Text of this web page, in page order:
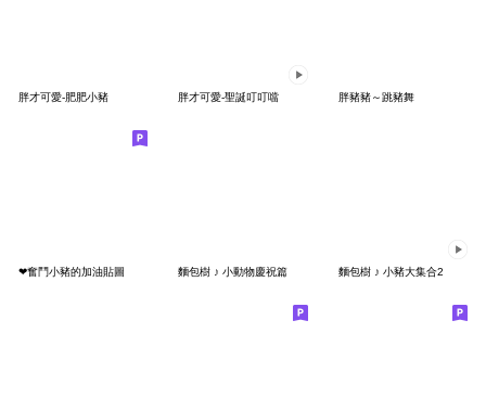
胖才可愛-肥肥小豬 胖才可愛-聖誕叮叮噹 胖豬豬～跳豬舞
❤奮鬥小豬的加油貼圖 麵包樹 ♪ 小動物慶祝篇 麵包樹 ♪ 小豬大集合2